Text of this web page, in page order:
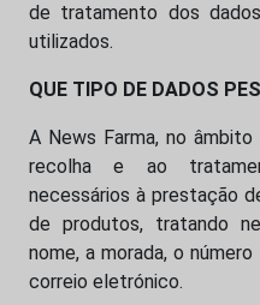
de tratamento dos
utilizados.
QUE TIPO DE DADOS
A News Farma, no
recolha e ao
necessários à prestação
de produtos, tratando
nome, a morada, o
correio eletrónico.